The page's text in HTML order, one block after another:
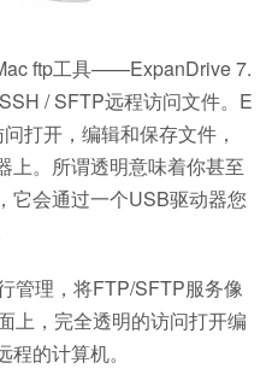
ftp工具——ExpanDrive 7.
/ SFTP远程访问文件。E
打开，编辑和保存文件，
上。所谓透明意味着你甚至
它会通过一个USB驱动器您
管理，将FTP/SFTP服务像
上，完全透明的访问打开编
的计算机。